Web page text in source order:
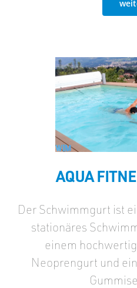
AQUA
Der Schwimmgurt ist
stationäres
einem
Neoprengurt und